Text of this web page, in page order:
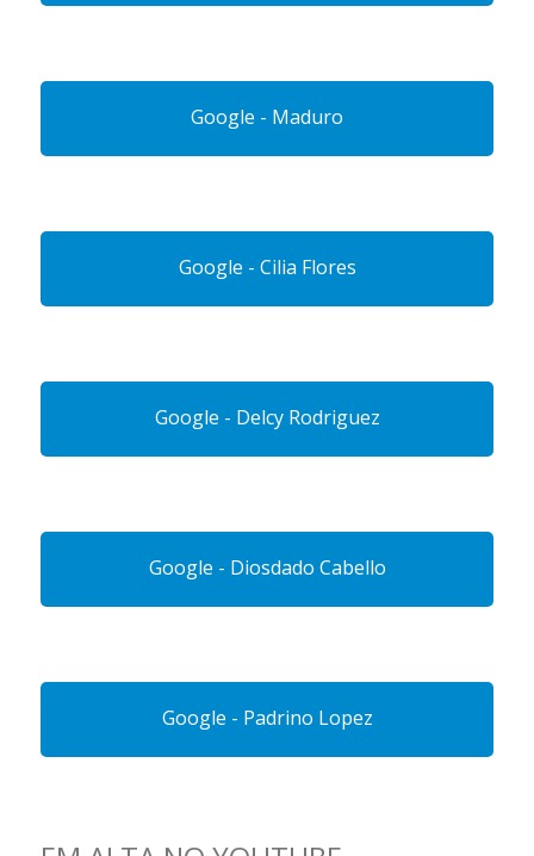
Google - Maduro
Google - Cilia Flores
Google - Delcy Rodriguez
Google - Diosdado Cabello
Google - Padrino Lopez